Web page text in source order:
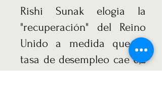
Rishi Sunak elogia la
"recuperación" del Reino
Unido a medida que la
tasa de desempleo cae 0,2